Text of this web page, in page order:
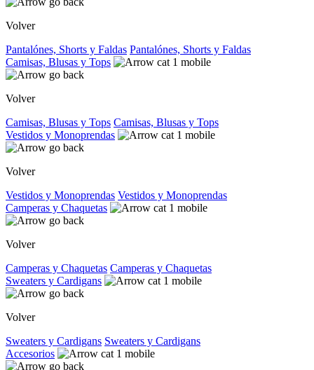
Volver
Pantalónes, Shorts y Faldas Pantalónes, Shorts y Faldas
Camisas, Blusas y Tops
Volver
Camisas, Blusas y Tops Camisas, Blusas y Tops
Vestidos y Monoprendas
Volver
Vestidos y Monoprendas Vestidos y Monoprendas
Camperas y Chaquetas
Volver
Camperas y Chaquetas Camperas y Chaquetas
Sweaters y Cardigans
Volver
Sweaters y Cardigans Sweaters y Cardigans
Accesorios